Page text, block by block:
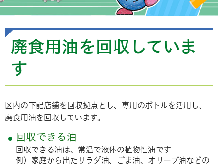
廃食用油を回収していま
す
区内の下記店舗を回収拠点とし、専用のボトルを活用し、
廃食用油を回収しています。
回収できる油
回収できる油は、常温で液体の植物性油です
例）家庭から出たサラダ油、ごま油、オリーブ油などの